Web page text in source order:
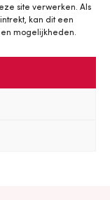
site verwerken. Als
kan dit een
mogelijkheden.